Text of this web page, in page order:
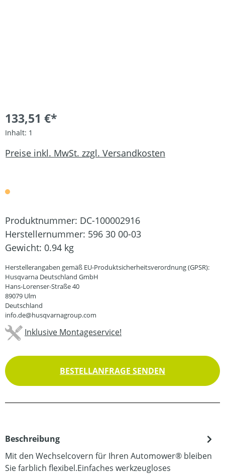
133,51 €*
Inhalt: 1
Preise inkl. MwSt. zzgl. Versandkosten
Produktnummer: DC-100002916
Herstellernummer: 596 30 00-03
Gewicht: 0.94 kg
Herstellerangaben gemäß EU-Produktsicherheitsverordnung (GPSR):
Husqvarna Deutschland GmbH
Hans-Lorenser-Straße 40
89079 Ulm
Deutschland
info.de@husqvarnagroup.com
Inklusive Montageservice!
BESTELLANFRAGE SENDEN
Beschreibung
Mit den Wechselcovern für Ihren Automower® bleiben
Sie farblich flexibel.Einfaches werkzeugloses